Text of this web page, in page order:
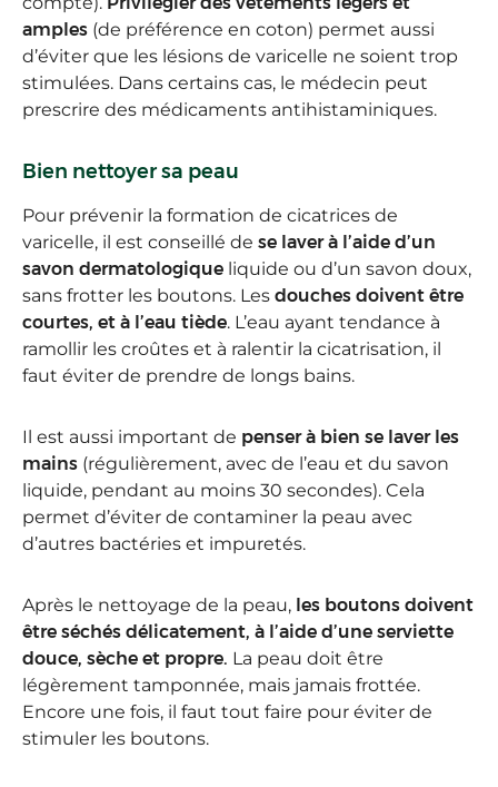
amples (de préférence en coton) permet aussi
d’éviter que les lésions de varicelle ne soient trop
stimulées. Dans certains cas, le médecin peut
prescrire des médicaments antihistaminiques.
Bien nettoyer sa peau
Pour prévenir la formation de cicatrices de
varicelle, il est conseillé de se laver à l’aide d’un
savon dermatologique liquide ou d’un savon doux,
sans frotter les boutons. Les douches doivent être
courtes, et à l’eau tiède. L’eau ayant tendance à
ramollir les croûtes et à ralentir la cicatrisation, il
faut éviter de prendre de longs bains.
Il est aussi important de penser à bien se laver les
mains (régulièrement, avec de l’eau et du savon
liquide, pendant au moins 30 secondes). Cela
permet d’éviter de contaminer la peau avec
d’autres bactéries et impuretés.
Après le nettoyage de la peau, les boutons doivent
être séchés délicatement, à l’aide d’une serviette
douce, sèche et propre. La peau doit être
légèrement tamponnée, mais jamais frottée.
Encore une fois, il faut tout faire pour éviter de
stimuler les boutons.